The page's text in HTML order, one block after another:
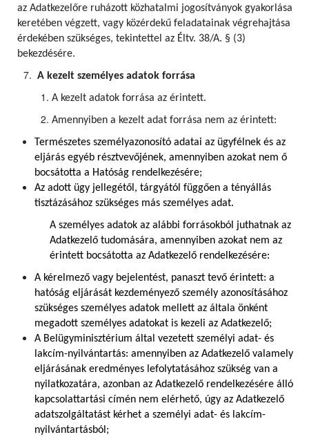
az Adatkezelőre ruházott közhatalmi jogosítványok gyakorlása
keretében végzett, vagy közérdekű feladatainak végrehajtása
érdekében szükséges, tekintettel az Éltv. 38/A. § (3)
bekezdésére.
A kezelt személyes adatok forrása
A kezelt adatok forrása az érintett.
Amennyiben a kezelt adat forrása nem az érintett:
Természetes személyazonosító adatai az ügyfélnek és az
eljárás egyéb résztvevőjének, amennyiben azokat nem ő
bocsátotta a Hatóság rendelkezésére;
Az adott ügy jellegétől, tárgyától függően a tényállás
tisztázásához szükséges más személyes adat.
A személyes adatok az alábbi forrásokból juthatnak az
Adatkezelő tudomására, amennyiben azokat nem az
érintett bocsátotta az Adatkezelő rendelkezésére:
A kérelmező vagy bejelentést, panaszt tevő érintett: a
hatóság eljárását kezdeményező személy azonosításához
szükséges személyes adatok mellett az általa önként
megadott személyes adatokat is kezeli az Adatkezelő;
A Belügyminisztérium által vezetett személyi adat- és
lakcím-nyilvántartás: amennyiben az Adatkezelő valamely
eljárásának eredményes lefolytatásához szükség van a
nyilatkozatára, azonban az Adatkezelő rendelkezésére álló
kapcsolattartási címén nem elérhető, úgy az Adatkezelő
adatszolgáltatást kérhet a személyi adat- és lakcím-
nyilvántartásból;